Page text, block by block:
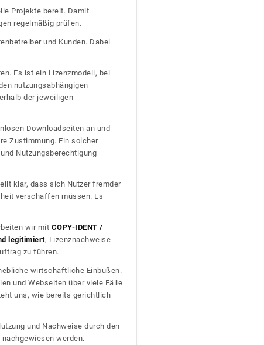
Projekte bereit. Damit
regelmäßig prüfen.
und Kunden. Dabei
Es ist ein Lizenzmodell, bei
nutzungsabhängigen
der jeweiligen
Downloadseiten an und
Zustimmung. Ein solcher
Nutzungsberechtigung
klar, dass sich Nutzer fremder
verschaffen müssen. Es
wir mit COPY-IDENT /
legitimiert, Lizenznachweise
zu führen.
wirtschaftliche Einbußen.
und Webseiten über viele Fälle
uns, wie bereits gerichtlich
und Nachweise durch den
werden.